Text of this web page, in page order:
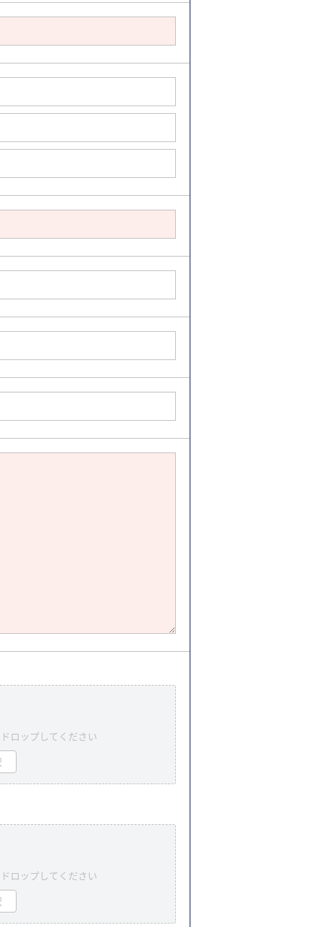
ロップしてください
ロップしてください